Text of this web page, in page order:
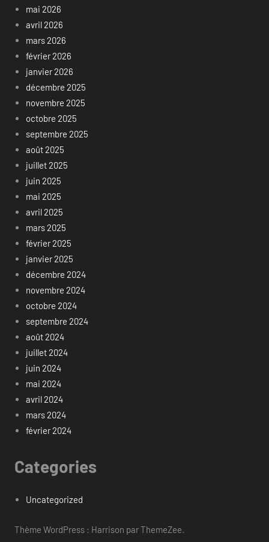
mai 2026
avril 2026
mars 2026
février 2026
janvier 2026
décembre 2025
novembre 2025
octobre 2025
septembre 2025
août 2025
juillet 2025
juin 2025
mai 2025
avril 2025
mars 2025
février 2025
janvier 2025
décembre 2024
novembre 2024
octobre 2024
septembre 2024
août 2024
juillet 2024
juin 2024
mai 2024
avril 2024
mars 2024
février 2024
Categories
Uncategorized
Thème WordPress : Harrison par ThemeZee.